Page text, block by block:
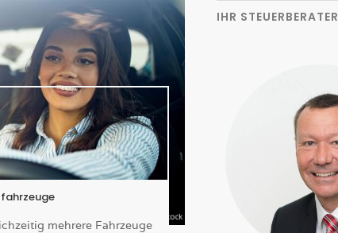
mehrere Fahrzeuge
IHR STEUERBERATER